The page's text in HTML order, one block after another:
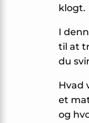
klogt.
I
til at
du
Hvad
et
og